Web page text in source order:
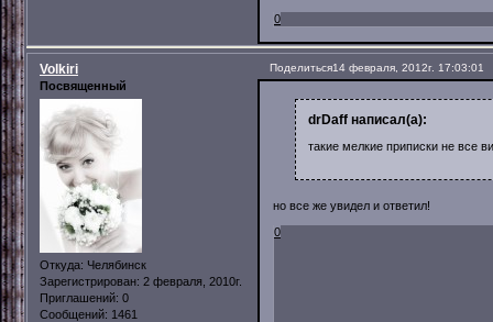
0
Поделиться14 февраля, 2012г. 17:03:01
Volkiri
Посвященный
Откуда: Челябинск
Зарегистрирован: 2 февраля, 2010г.
Приглашений: 0
Сообщений: 1461
drDaff написал(а):
такие мелкие приписки не все
но все же увидел и ответил!
0